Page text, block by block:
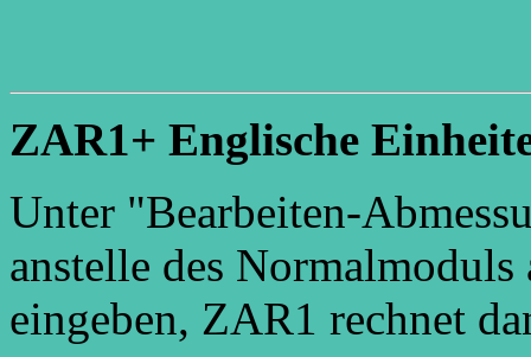
ZAR1+ Englische
Unter "Bearbeiten-
anstelle des
eingeben, ZAR1 rechnet